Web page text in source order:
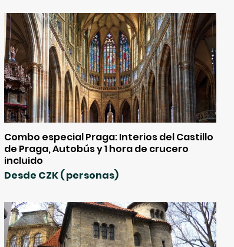
Combo especial Praga: Interios del Castillo
de Praga, Autobús y 1 hora de crucero
incluido
Desde CZK ( personas)